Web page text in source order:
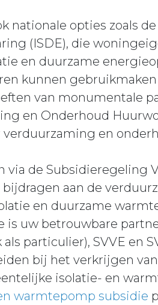
nationale opties zoals
(ISDE), die
en duurzame
kunnen gebruikmaken
van monumentale
en Onderhoud
en
via de Subsidieregeling
aan de
en duurzame
uw betrouwbare
particulier), SVVE en
bij het verkrijgen
isolatie- en
warmtepomp subsidie